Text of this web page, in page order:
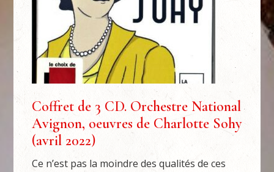
Coffret de 3 CD. Orchestre National
Avignon, oeuvres de Charlotte Sohy
(avril 2022)
Ce n’est pas la moindre des qualités de ces